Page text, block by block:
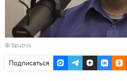
© Sputnik
Подписаться